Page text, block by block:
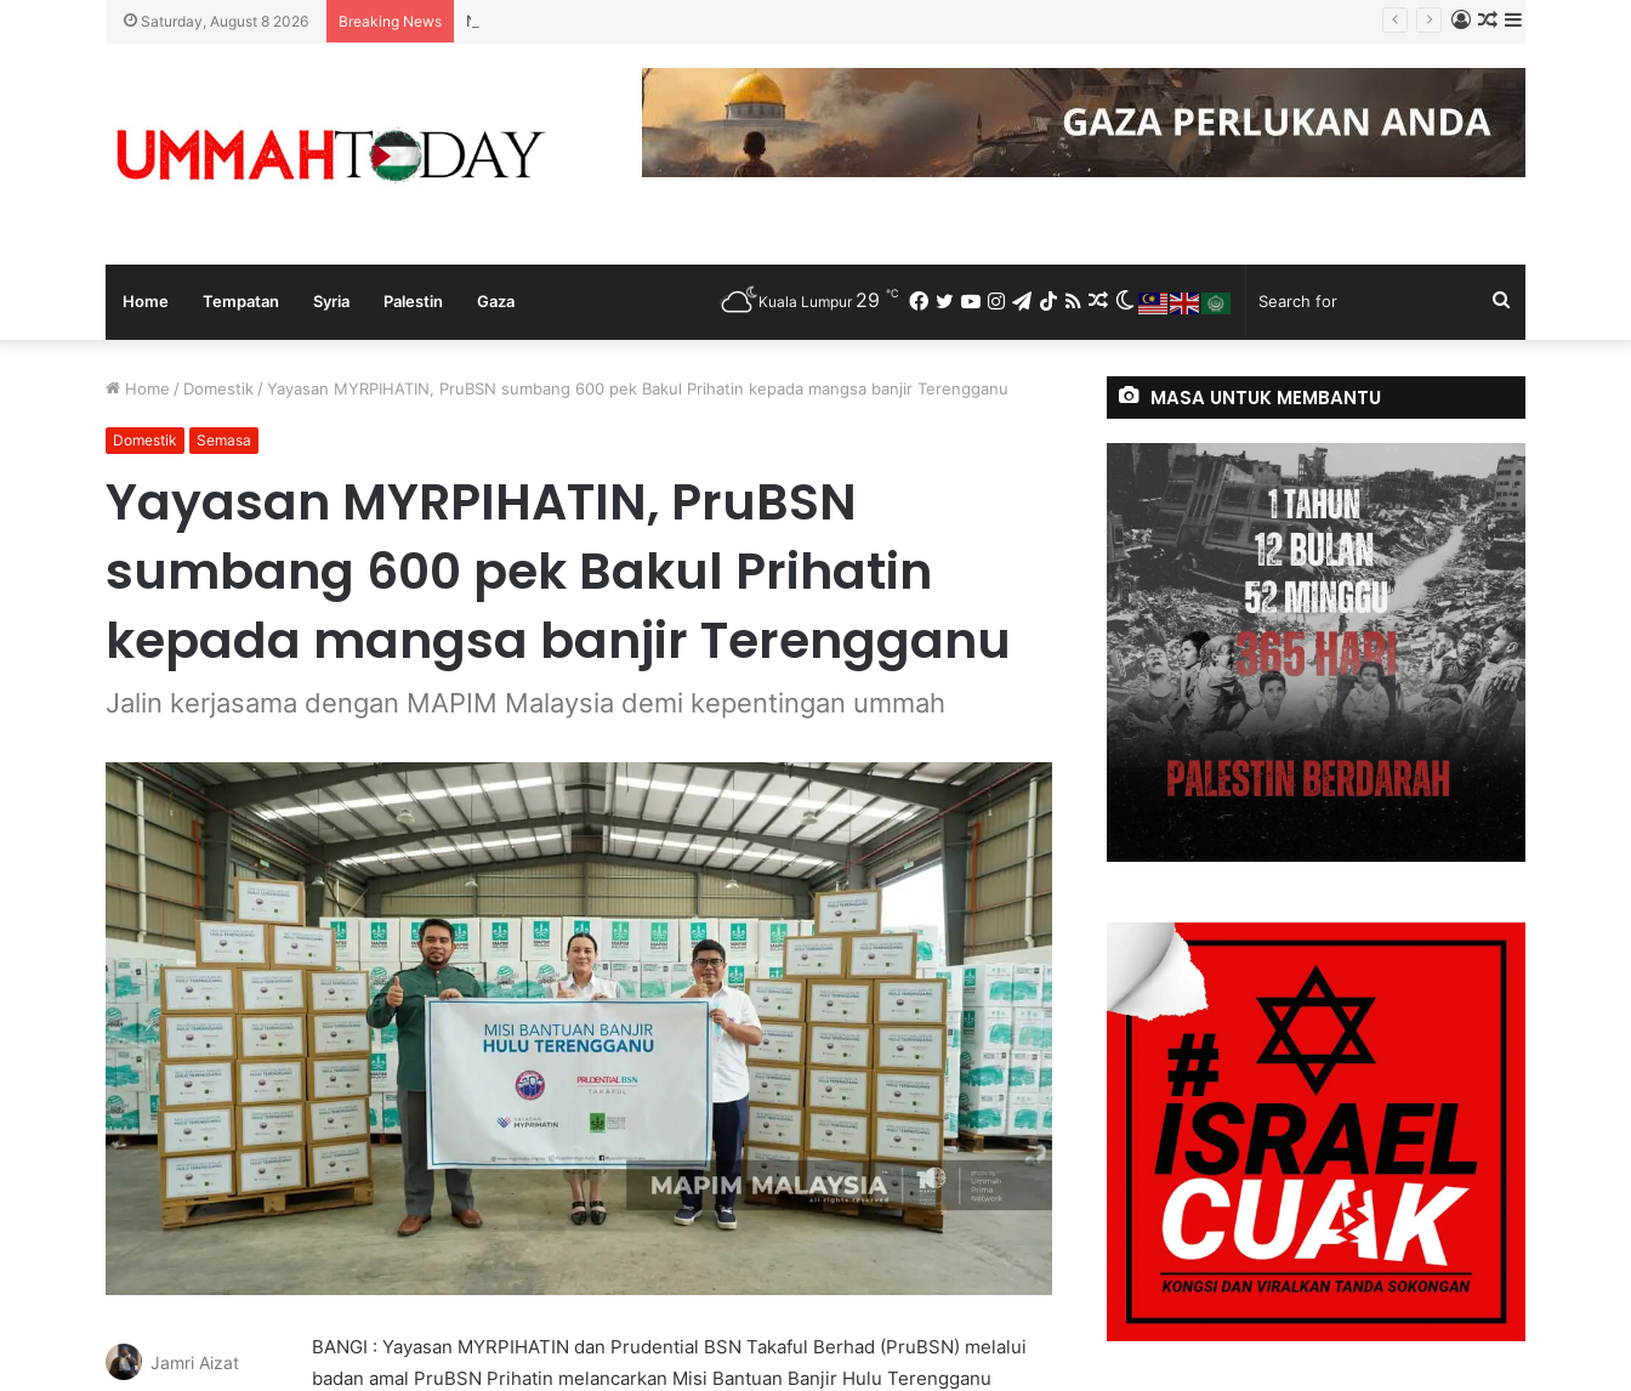
Saturday, August 8 2026 Breaking News Nurul Izzah Bercuti Sementara Jawatan Timbalan Presiden PKR, Saifuddin Pemangku Tugas
Random
Article
Log
In
Home Tempatan Syria Palestin Gaza
for
Switch
skin
Random
Article
RSS
TikTok
Telegram
Instagram
YouTube
Twitter
Facebook
Kuala Lumpur 29 ℃
Home / Domestik / Yayasan MYRPIHATIN, PruBSN sumbang 600 pek Bakul Prihatin kepada mangsa banjir Terengganu
Domestik Semasa
Yayasan MYRPIHATIN, PruBSN
sumbang 600 pek Bakul Prihatin
kepada mangsa banjir Terengganu
Jalin kerjasama dengan MAPIM Malaysia demi kepentingan ummah
BANGI : Yayasan MYRPIHATIN dan Prudential BSN Takaful Berhad (PruBSN) melalui
badan amal PruBSN Prihatin melancarkan Misi Bantuan Banjir Hulu Terengganu
Jamri Aizat
MASA UNTUK MEMBANTU